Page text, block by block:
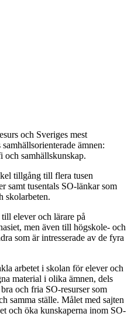
och Sveriges mest
ämnen:
och samhällskunskap.
tillgång till flera tusen
samt tusentals SO-länkar som
skolarbeten.
elever och lärare på
men även till högskole- och
som är intresserade av de fyra
arbetet i skolan för elever och
material i olika ämnen, dels
och fria SO-resurser som
samma ställe. Målet med sajten
och öka kunskaperna inom SO-